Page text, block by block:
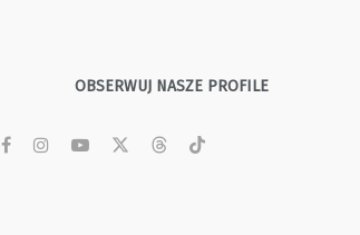
OBSERWUJ NASZE PROFILE